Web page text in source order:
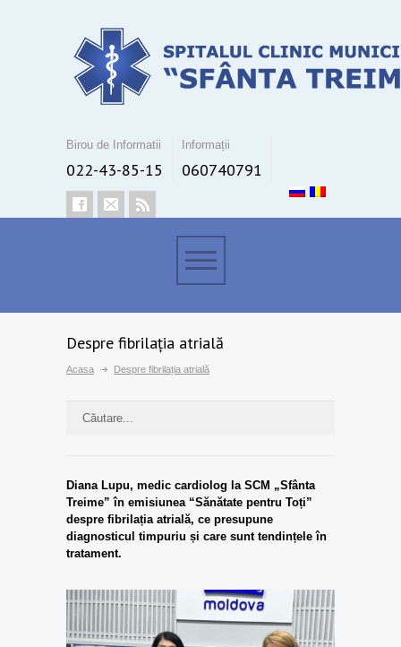
Birou de Informatii
022-43-85-15
Informații
060740791
Despre fibrilația atrială
Acasa Despre fibrilația atrială
Diana Lupu, medic cardiolog la SCM „Sfânta
Treime” în emisiunea “Sănătate pentru Toți”
despre fibrilația atrială, ce presupune
diagnosticul timpuriu și care sunt tendințele în
tratament.